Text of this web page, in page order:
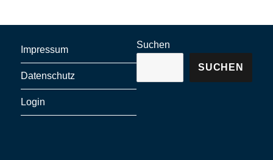
Impressum
Datenschutz
Login
Suchen
SUCHEN